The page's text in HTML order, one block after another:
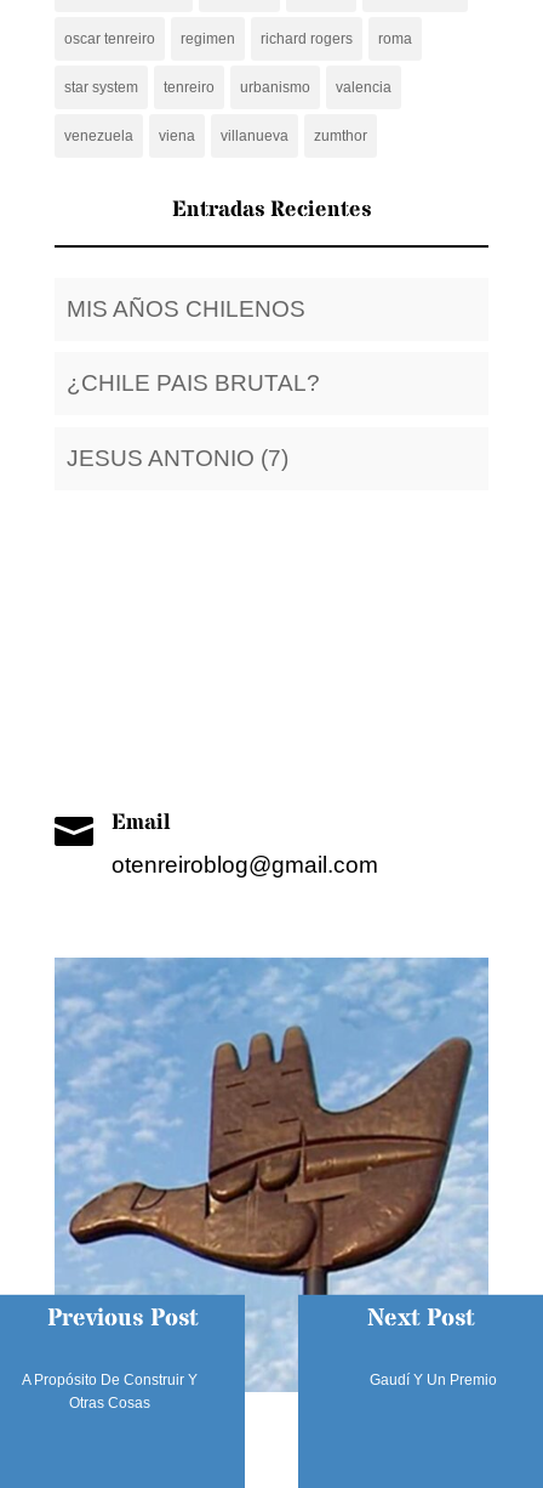
oscar tenreiro regimen richard rogers roma
star system tenreiro urbanismo valencia
venezuela viena villanueva zumthor
Entradas Recientes
MIS AÑOS CHILENOS
¿CHILE PAIS BRUTAL?
JESUS ANTONIO (7)
 Email
otenreiroblog@gmail.com
Previous Post
A Propósito De Construir Y
Otras Cosas
Next Post
Gaudí Y Un Premio